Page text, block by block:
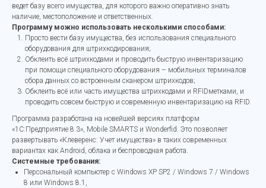
ведет базу всего имущества, для которого важно оперативно знать
наличие, местоположение и ответственных.
Программу можно использовать несколькими способами:
Просто вести базу имущества, без использования специального
оборудования для штрихкодирования;
Обклеить всё штрихкодами и проводить быструю инвентаризацию
при помощи специального оборудования – мобильных терминалов
сбора данных со встроенным сканером штрихкодов;
Обклеить всё или часть имущества штрихкодами и RFIDметками, и
проводить совсем быструю и современную инвентаризацию на RFID.
Программа разработана на новейшей версиях платформ
«1С:Предприятие 8.3», Mobile SMARTS и Wonderfid. Это позволяет
развертывать «Клеверенс: Учет имущества» в таких современных
вариантах как Android, облака и беспроводная работа.
Системные требования:
Персональный компьютер с Windows XP SP2 / Windows 7 / Windows
8 или Windows 8.1,